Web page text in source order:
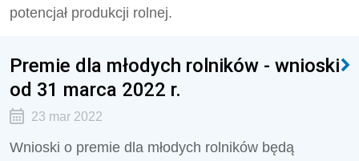
potencjał produkcji rolnej.
Premie dla młodych rolników - wnioski
od 31 marca 2022 r.
23 mar 2022
Wnioski o premie dla młodych rolników będą